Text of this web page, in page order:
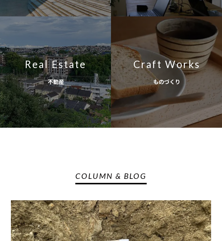
Real Estate
不動産
Craft Works
ものづくり
COLUMN & BLOG